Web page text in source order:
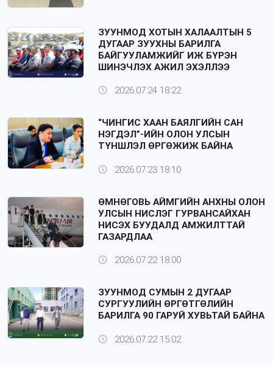
ЗУУНМОД ХОТЫН ХАЛААЛТЫН 5
ДУГААР ЗУУХНЫ БАРИЛГА
БАЙГУУЛАМЖИЙГ ИЖ БҮРЭН
ШИНЭЧЛЭХ АЖИЛ ЭХЭЛЛЭЭ
2026.07.24 18:22
“ЧИНГИС ХААН БАЯЛГИЙН САН
НЭГДЭЛ”-ИЙН ОЛОН УЛСЫН
ТҮНШЛЭЛ ӨРГӨЖИЖ БАЙНА
2026.07.23 18:10
ӨМНӨГОВЬ АЙМГИЙН АНХНЫ ОЛОН
УЛСЫН НИСЛЭГ ГУРВАНСАЙХАН
НИСЭХ БУУДАЛД АМЖИЛТТАЙ
ГАЗАРДЛАА
2026.07.22 18:00
ЗУУНМОД СУМЫН 2 ДУГААР
СУРГУУЛИЙН ӨРГӨТГӨЛИЙН
БАРИЛГА 90 ГАРУЙ ХУВЬТАЙ БАЙНА
2026.07.22 15:02